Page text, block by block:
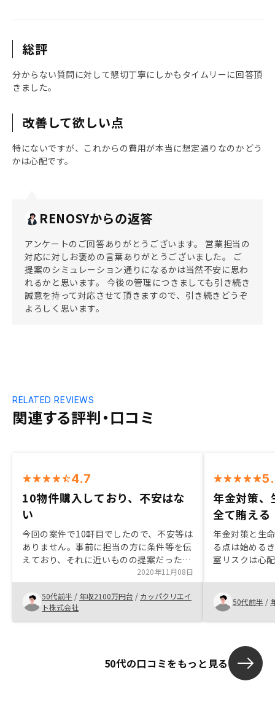
総評
分からない質問に対して懇切丁寧にしかもタイムリーに回答頂
きました。
改善して欲しい点
特にないですが、これからの費用が本当に想定通りなのかどう
かは心配です。
RENOSYからの返答
アンケートのご回答ありがとうございます。 営業担当の
対応に対しお褒めの言葉ありがとうございました。 ご
提案のシミュレーション通りになるかは当然不安に思わ
れるかと思います。 今後の管理につきましても引き続き
誠意を持って対応させて頂きますので、引き続きどうぞ
よろしく思います。
関連する評判・口コミ
RELATED REVIEWS
4.7
10物件購入しており、不安はな
い
今回の案件で10軒目でしたので、不安等は
ありません。事前に担当の方に条件等を伝
えており、それに近いものの提案だったと
思う。購入後のアフターケァ、実際にまだ
体験しておりませんので、どう言った事が
発生して、どのような対処が適切なのか、
教えて欲しい。
2020年11月08日
50代前半 / 年収2100万円台 / カッパクリエイ
ト株式会社
年金対策、
全て賄える
年金対策と生
る点は始める
室リスクは心
て購入しまし
かりしている
50代前半 /
50代の口コミをもっと見る